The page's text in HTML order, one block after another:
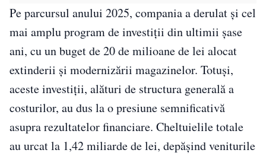
Pe parcursul anului 2025, compania a derulat și cel
mai amplu program de investiții din ultimii șase
ani, cu un buget de 20 de milioane de lei alocat
extinderii și modernizării magazinelor. Totuși,
aceste investiții, alături de structura generală a
costurilor, au dus la o presiune semnificativă
asupra rezultatelor financiare. Cheltuielile totale
au urcat la 1,42 miliarde de lei, depășind veniturile